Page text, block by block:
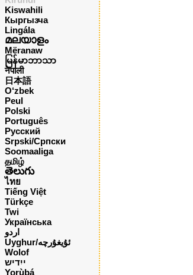
Kiswahili
Кыргызча
Lingála
മലയാളം
Mëranaw
မြန်မာဘာသာ
नेपाली
日本語
O‘zbek
Peul
Polski
Português
Русский
Srpski/Српски
Soomaaliga
தமிழ்
తెలుగు
ไทย
Tiếng Việt
Türkçe
Twi
Українська
اردو
Uyghur/ئۇيغۇرچه
Wolof
ייִדיש
Yorùbá